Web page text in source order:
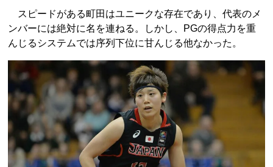
スピードがある町田はユニークな存在であり、代表のメ
ンバーには絶対に名を連ねる。しかし、PGの得点力を重
んじるシステムでは序列下位に甘んじる他なかった。